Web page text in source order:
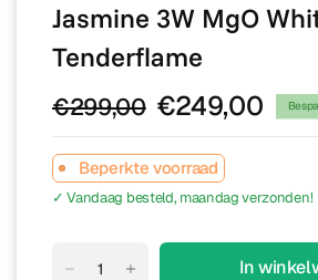
Jasmine 3W MgO
Tenderflame
€299,00 €249,00
Beperkte voorraad
✓ Vandaag besteld, maandag verzonden!
In